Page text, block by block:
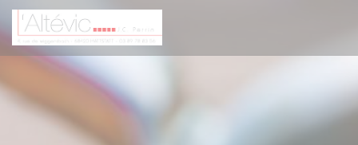
Cookie- hanteringspanel